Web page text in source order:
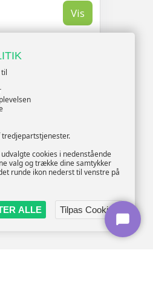
Vis
cookies i nedenstående
valg og trække dine samtykker
runde ikon nederst til venstre på
ALLE
Tilpas Cookies